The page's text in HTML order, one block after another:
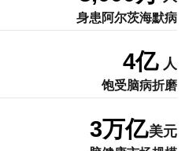
身患阿尔茨海默病
4亿 人
饱受脑病折磨
3万亿美元